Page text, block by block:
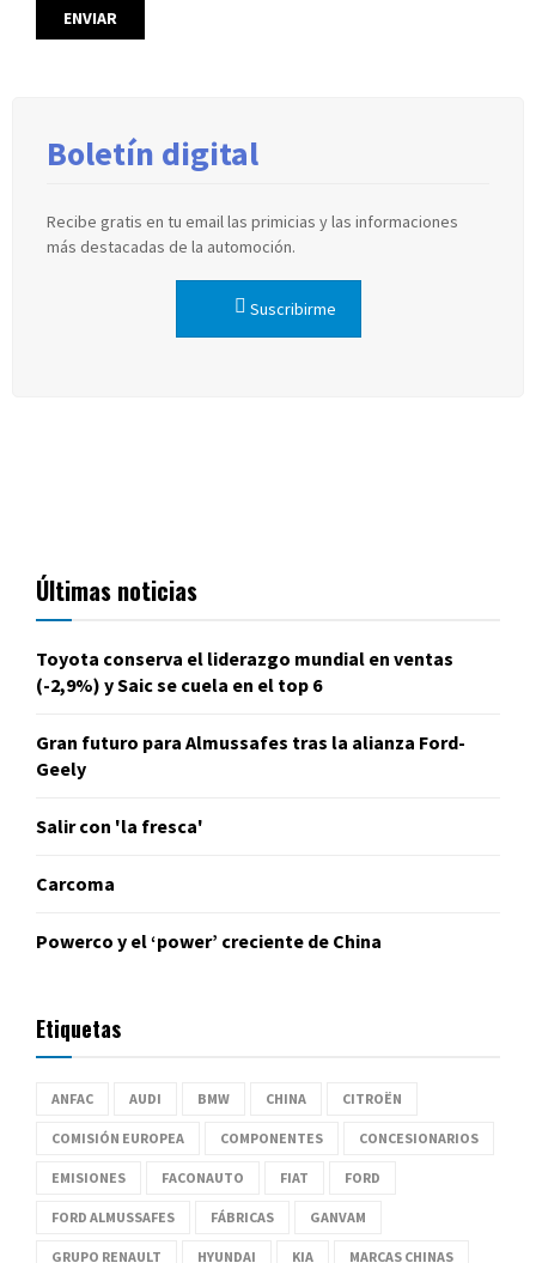
Boletín digital
Recibe gratis en tu email las primicias y las informaciones
más destacadas de la automoción.
Suscribirme
Últimas noticias
Toyota conserva el liderazgo mundial en ventas
(-2,9%) y Saic se cuela en el top 6
Gran futuro para Almussafes tras la alianza Ford-
Geely
Salir con 'la fresca'
Carcoma
Powerco y el ‘power’ creciente de China
Etiquetas
ANFAC AUDI BMW CHINA CITROËN
COMISIÓN EUROPEA COMPONENTES CONCESIONARIOS
EMISIONES FACONAUTO FIAT FORD
FORD ALMUSSAFES FÁBRICAS GANVAM
GRUPO RENAULT HYUNDAI KIA MARCAS CHINAS